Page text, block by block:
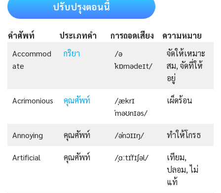
ปรับปรุงตอนนี้
คำศัพท์ ประเภทคำ การถอดเสียง
ความหมาย
Accommod
ate
กริยา
/ə
ˈkɒmədeɪt/
จัดให้เหมาะ
สม, จัดที่ให้
อยู่
Acrimonious คุณศัพท์
/ˌækrɪ
ˈməʊnɪəs/
เผ็ดร้อน
Annoying คุณศัพท์ /əˈnɔɪɪŋ/ ทำให้โกรธ
Artificial คุณศัพท์ /ˌɑːtɪˈfɪʃəl/
เทียม,
ปลอม, ไม่
แท้